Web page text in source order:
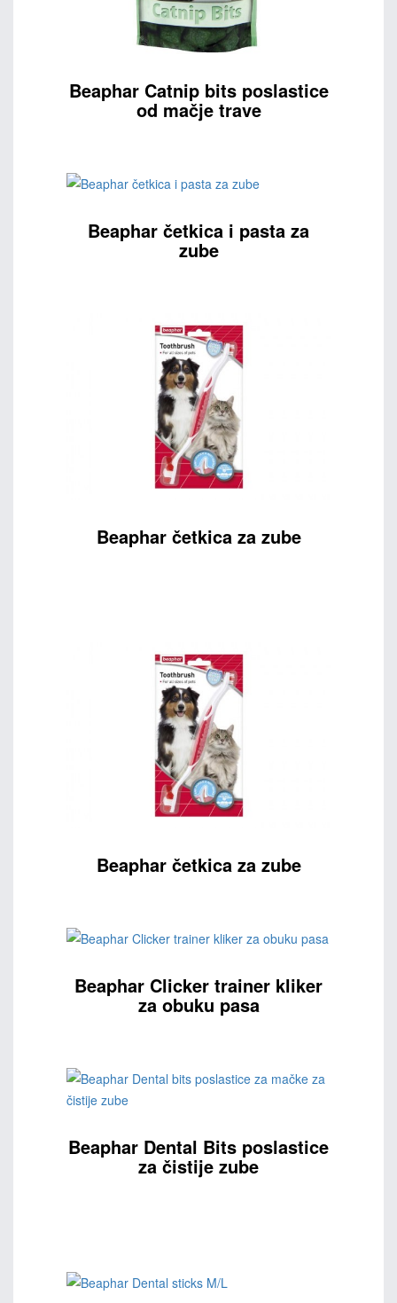
Beaphar Catnip bits poslastice
od mačje trave
Beaphar četkica i pasta za
zube
Beaphar četkica za zube
Beaphar četkica za zube
Beaphar Clicker trainer kliker
za obuku pasa
Beaphar Dental Bits poslastice
za čistije zube